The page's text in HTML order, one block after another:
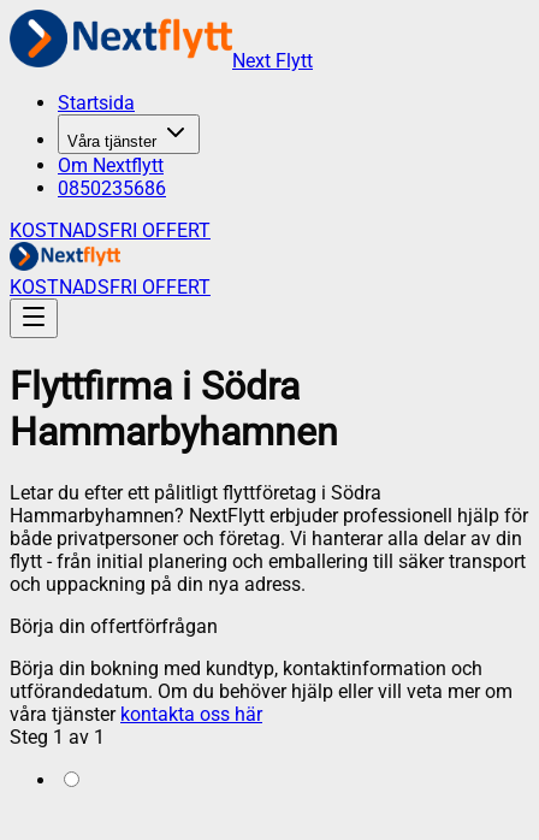
Next Flytt
Startsida
Våra tjänster
Om Nextflytt
0850235686
KOSTNADSFRI OFFERT
KOSTNADSFRI OFFERT
Flyttfirma i Södra
Hammarbyhamnen
Letar du efter ett pålitligt flyttföretag i Södra
Hammarbyhamnen? NextFlytt erbjuder professionell hjälp för
både privatpersoner och företag. Vi hanterar alla delar av din
flytt - från initial planering och emballering till säker transport
och uppackning på din nya adress.
Börja din offertförfrågan
Börja din bokning med kundtyp, kontaktinformation och
utförandedatum. Om du behöver hjälp eller vill veta mer om
våra tjänster kontakta oss här
Steg 1 av 1